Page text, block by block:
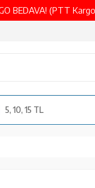
BEDAVA! (PTT
5, 10, 15 TL